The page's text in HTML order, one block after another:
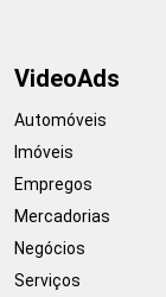
VideoAds
Automóveis
Imóveis
Empregos
Mercadorias
Negócios
Serviços